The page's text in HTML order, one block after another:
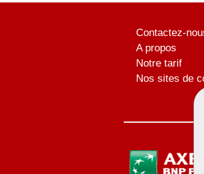
Contactez-
A propos
Notre tarif
Nos sites de